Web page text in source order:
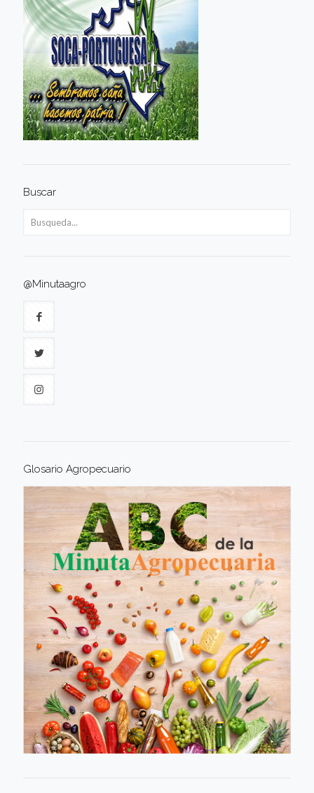
Buscar
@Minutaagro
Glosario Agropecuario